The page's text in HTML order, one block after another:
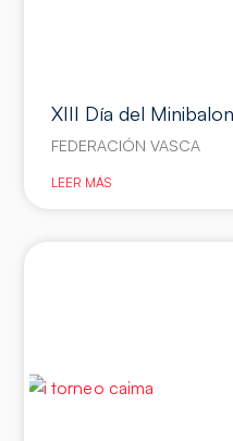
XIII Día del
FEDERACIÓN VASCA
LEER MÁS